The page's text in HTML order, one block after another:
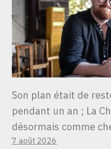
Son plan était de
pendant un an ; La
désormais comme
7 août 2026